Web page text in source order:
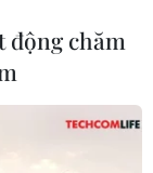
chăm